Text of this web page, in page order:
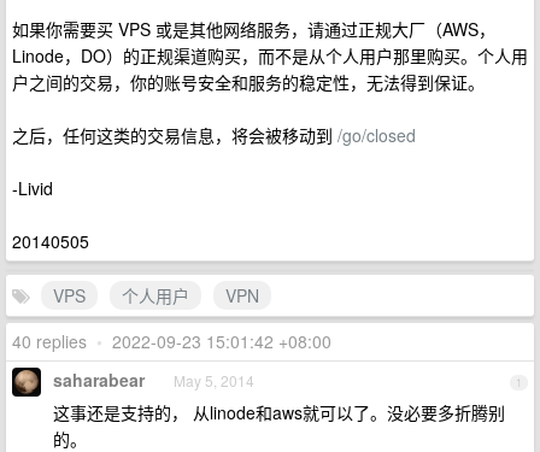
如果你需要买 VPS 或是其他网络服务，请通过正规大厂（AWS，
Linode，DO）的正规渠道购买，而不是从个人用户那里购买。个人用
户之间的交易，你的账号安全和服务的稳定性，无法得到保证。
之后，任何这类的交易信息，将会被移动到 /go/closed
-Livid
20140505
VPS 个人用户
VPN
40 replies • 2022-09-23 15:01:42 +08:00
1
saharabear May 5, 2014
这事还是支持的， 从linode和aws就可以了。没必要多折腾别
的。